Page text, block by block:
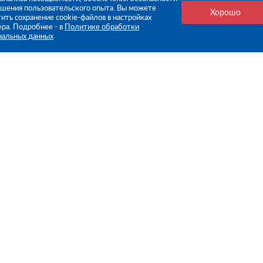
пользовательского опыта. Вы можете
сохранение cookie-файлов в настройках
Подробнее - в Политике обработки
данных
Хорошо